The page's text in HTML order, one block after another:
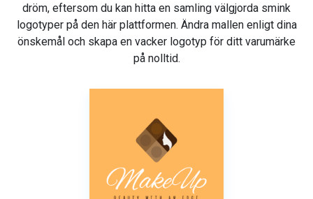
dröm, eftersom du kan hitta en samling välgjorda smink
logotyper på den här plattformen. Ändra mallen enligt dina
önskemål och skapa en vacker logotyp för ditt varumärke
på nolltid.